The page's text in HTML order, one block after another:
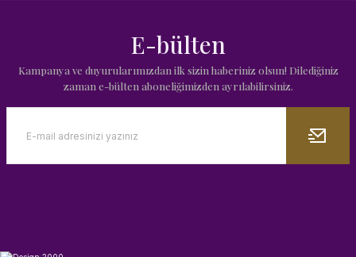
E-bülten
Kampanya ve duyurularımızdan ilk sizin haberiniz olsun! Dilediğiniz
zaman e-bülten aboneliğimizden ayrılabilirsiniz.